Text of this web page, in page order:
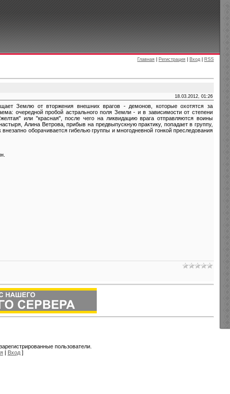
Главная Регистрация Вход RSS
18.03.2012, 01:26
Землю от вторжения внешних врагов - демонов, которые охотятся за
очередной пробой астрального поля Земли - и в зависимости от степени
или "красная", после чего на ликвидацию врага отправляются воины
Алина Ветрова, прибыв на предвыпускную практику, попадает в группу,
оборачивается гибелью группы и многодневной гонкой преследования
пользователи.
| Вход ]